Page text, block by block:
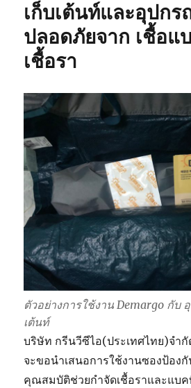
เก็บเต้นท์และอุปก
ปลอดภัยจาก เชื้อแ
เชื้อรา
ตัวอย่างการใช้งาน Demargo กับ
เต้นท์
บริษัท กรีนวีซีไอ(ประเทศไทย)จำ
จะขอนำเสนอการใช้งานซองป้อง
คุณสมบัติช่วยกำจัดเชื้อราและแบค